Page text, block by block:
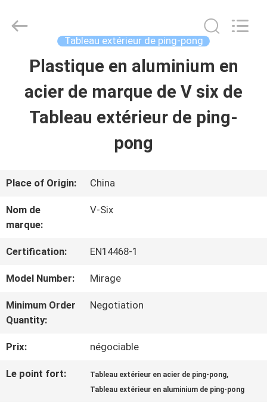
MAISON
À
PROPOS
DE
NOUS
VISITE
DE
L'USINE
Guangzhou
Tableau extérieur de ping-pong
Plastique en aluminium en
acier de marque de V six de
Tableau extérieur de ping-
pong
Place of Origin: China
Nom de
marque:
V-Six
Certification: EN14468-1
Model Number: Mirage
Minimum Order
Quantity:
Negotiation
Prix: négociable
Le point fort: Tableau extérieur en acier de ping-pong,
Tableau extérieur en aluminium de ping-pong